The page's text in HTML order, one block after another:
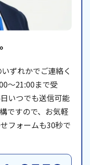
ずれかでご連絡く
〜21:00まで受
いつでも送信可能
ですので、お気軽
フォームも30秒で